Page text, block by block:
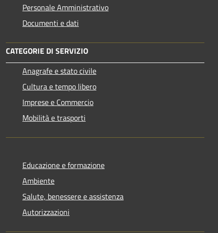
Personale Amministrativo
Documenti e dati
CATEGORIE DI SERVIZIO
Anagrafe e stato civile
Cultura e tempo libero
Imprese e Commercio
Mobilità e trasporti
Educazione e formazione
Ambiente
Salute, benessere e assistenza
Autorizzazioni